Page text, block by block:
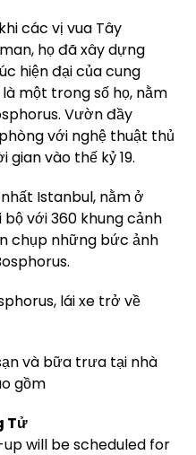
các vị vua Tây
họ đã xây dựng
hiện đại của cung
một trong số họ, nằm
Vườn đầy
với nghệ thuật thủ
vào thế kỷ 19.
Istanbul, nằm ở
với 360 khung cảnh
chụp những bức ảnh
lái xe trở về
và bữa trưa tại nhà
gồm
Tử
will be scheduled for